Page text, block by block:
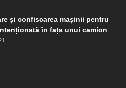
și confiscarea mașinii pentru
în fața unui camion